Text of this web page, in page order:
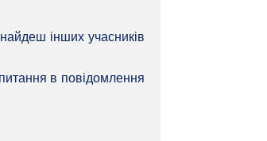
інших учасників
в повідомлення